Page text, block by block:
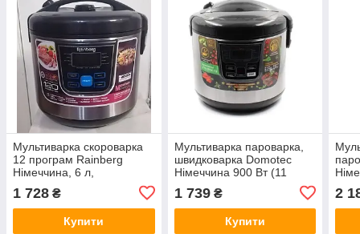
Мультиварка скороварка
12 програм Rainberg
Німеччина, 6 л,
пароварка, книга рецептів
1000 Вт ER 123 UI
1 728 ₴
Купити
Мультиварка пароварка,
швидковарка Domotec
Німеччина 900 Вт (11
1 739₴
Купити
123
2